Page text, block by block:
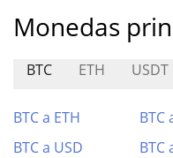
Monedas
BTC ETH USDT
BTC a ETH BTC
BTC a USD
BTC